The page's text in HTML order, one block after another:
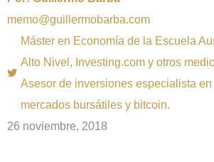
memo@guillermobarba.com
Máster en Economía de la Escuela
Alto Nivel, Investing.com y otros
Asesor de inversiones especialista en
mercados bursátiles y bitcoin.
26 noviembre, 2018